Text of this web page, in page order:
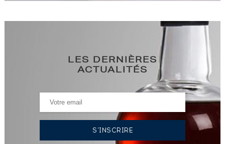
LES DERNIÈRES
ACTUALITÉS